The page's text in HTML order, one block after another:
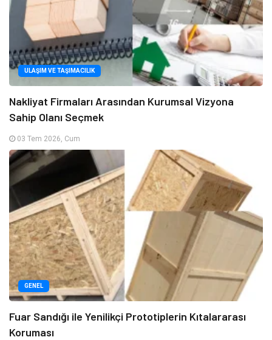
ULAŞIM VE TAŞIMACILIK
Nakliyat Firmaları Arasından Kurumsal Vizyona
Sahip Olanı Seçmek
03 Tem 2026, Cum
GENEL
Fuar Sandığı ile Yenilikçi Prototiplerin Kıtalararası
Koruması